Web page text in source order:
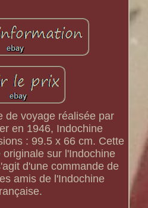
de voyage réalisée par
en 1946, Indochine
: 99.5 x 66 cm. Cette
sur l'Indochine
d'une commande de
amis de l'Indochine